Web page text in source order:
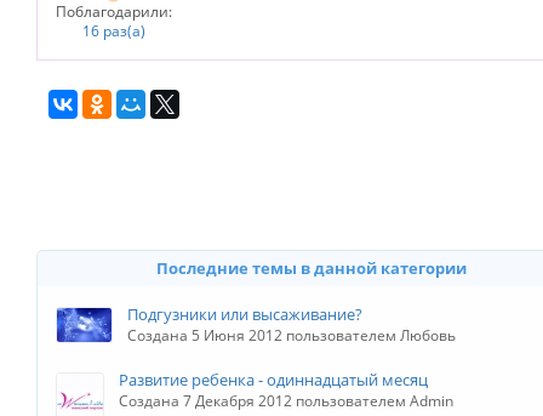
Поблагодарили:
16 раз(а)
Последние темы в данной категории
Подгузники или высаживание?
Создана 5 Июня 2012 пользователем Любовь
Развитие ребенка - одиннадцатый месяц
Создана 7 Декабря 2012 пользователем Admin